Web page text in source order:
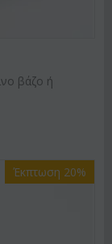
βάζο ή
Έκπτωση 20%